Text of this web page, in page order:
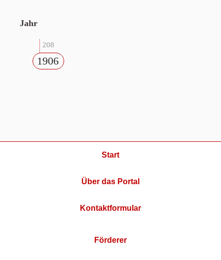
Jahr
208
1906
Start
Über das Portal
Kontaktformular
Förderer